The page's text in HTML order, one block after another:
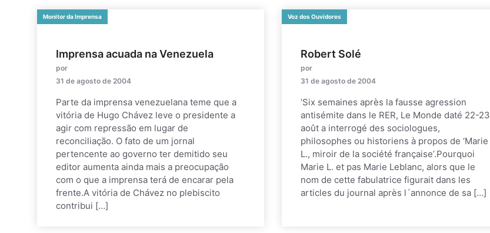
Monitor da Imprensa
Imprensa acuada na Venezuela
por
31 de agosto de 2004
Parte da imprensa venezuelana teme que a
vitória de Hugo Chávez leve o presidente a
agir com repressão em lugar de
reconciliação. O fato de um jornal
pertencente ao governo ter demitido seu
editor aumenta ainda mais a preocupação
com o que a imprensa terá de encarar pela
frente.A vitória de Chávez no plebiscito
contribui […]
Voz dos Ouvidores
Robert Solé
por
31 de agosto de 2004
‘Six semaines après la fausse agression
antisémite dans le RER, Le Monde daté 22-23
août a interrogé des sociologues,
philosophes ou historiens à propos de ‘Marie
L., miroir de la société française’.Pourquoi
Marie L. et pas Marie Leblanc, alors que le
nom de cette fabulatrice figurait dans les
articles du journal après l´annonce de sa […]